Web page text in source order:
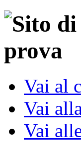
Vai al
Vai
Vai